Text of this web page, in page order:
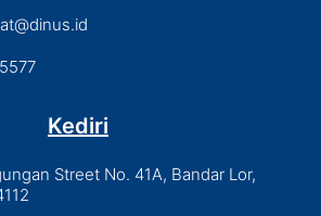
Kediri
Street No. 41A, Bandar Lor,